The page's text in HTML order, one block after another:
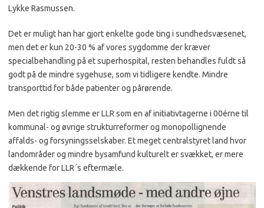
Lykke Rasmussen.
Det er muligt han har gjort enkelte gode ting i sundhedsvæsenet,
men det er kun 20-30 % af vores sygdomme der kræver
specialbehandling på et superhospital, resten behandles fuldt så
godt på de mindre sygehuse, som vi tidligere kendte. Mindre
transporttid for både patienter og pårørende.
Men det rigtig slemme er LLR som en af initiativtagerne i 00érne til
kommunal- og øvrige strukturreformer og monopollignende
affalds- og forsyningsselskaber. Et meget centralstyret land hvor
landområder og mindre bysamfund kulturelt er svækket, er mere
dækkende for LLR´s eftermæle.